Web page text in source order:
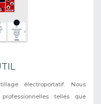
électroportatif. Nous
telles que